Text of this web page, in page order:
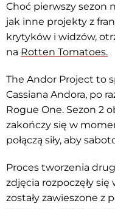
Choć pierwszy sezon
jak inne projekty z
krytyków i widzów,
na Rotten Tomatoes.
The Andor Project to
Cassiana Andora, po
Rogue One. Sezon 2
zakończy się w
połączą siły, aby
Proces tworzenia
zdjęcia rozpoczęły
zostały zawieszone z